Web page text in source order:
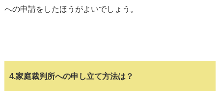
への申請をしたほうがよいでしょう。
4.家庭裁判所への申し立て方法は？